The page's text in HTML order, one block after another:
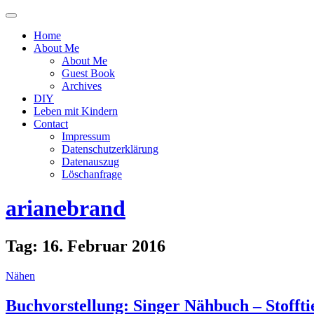
Menü
oder
ausblenden
Home
About Me
About Me
Guest Book
Archives
DIY
Leben mit Kindern
Contact
Impressum
Datenschutzerklärung
Datenauszug
Löschanfrage
arianebrand
Tag: 16. Februar 2016
Nähen
Buchvorstellung: Singer Nähbuch –